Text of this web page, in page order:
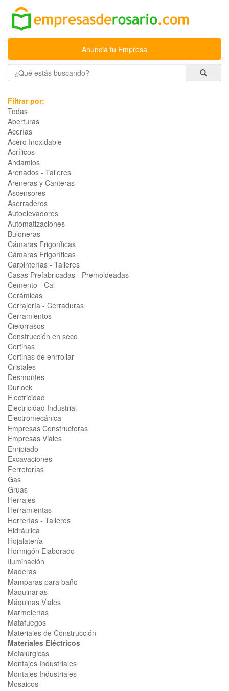
Anunciá tu Empresa
Filtrar por:
Todas
Aberturas
Acerías
Acero Inoxidable
Acrílicos
Andamios
Arenados - Talleres
Areneras y Canteras
Ascensores
Aserraderos
Autoelevadores
Automatizaciones
Buloneras
Cámaras Frigoríficas
Cámaras Frigoríficas
Carpinterías - Talleres
Casas Prefabricadas - Premoldeadas
Cemento - Cal
Cerámicas
Cerrajería - Cerraduras
Cerramientos
Cielorrasos
Construcción en seco
Cortinas
Cortinas de enrrollar
Cristales
Desmontes
Durlock
Electricidad
Electricidad Industrial
Electromecánica
Empresas Constructoras
Empresas Viales
Enripiado
Excavaciones
Ferreterías
Gas
Grúas
Herrajes
Herramientas
Herrerías - Talleres
Hidráulica
Hojalatería
Hormigón Elaborado
Iluminación
Maderas
Mamparas para baño
Maquinarias
Máquinas Viales
Marmolerías
Matafuegos
Materiales de Construcción
Materiales Eléctricos
Metalúrgicas
Montajes Industriales
Montajes Industriales
Mosaicos